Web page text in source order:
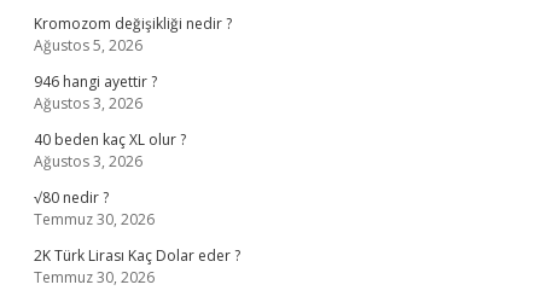
Kromozom değişikliği nedir ?
Ağustos 5, 2026
946 hangi ayettir ?
Ağustos 3, 2026
40 beden kaç XL olur ?
Ağustos 3, 2026
√80 nedir ?
Temmuz 30, 2026
2K Türk Lirası Kaç Dolar eder ?
Temmuz 30, 2026